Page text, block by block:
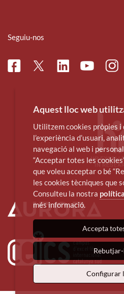
Seguiu-nos
FacebookTwitterLinkedinYoutube
Aquest lloc web
Utilitzem cookies pròpies
l’experiència d’usuari,
navegació al web i
“Acceptar totes les
que voleu acceptar o bé
les cookies tècniques que
Consulteu la nostra
més informació.
Accepta
Configurar